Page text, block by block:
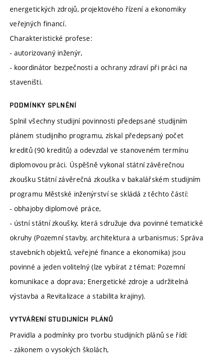
energetických zdrojů, projektového řízení a ekonomiky
veřejných financí.
Charakteristické profese:
- autorizovaný inženýr,
- koordinátor bezpečnosti a ochrany zdraví při práci na
staveništi.
PODMÍNKY SPLNĚNÍ
Splnil všechny studijní povinnosti předepsané studijním
plánem studijního programu, získal předepsaný počet
kreditů (90 kreditů) a odevzdal ve stanoveném termínu
diplomovou práci. Úspěšně vykonal státní závěrečnou
zkoušku Státní závěrečná zkouška v bakalářském studijním
programu Městské inženýrství se skládá z těchto částí:
- obhajoby diplomové práce,
- ústní státní zkoušky, která sdružuje dva povinné tematické
okruhy (Pozemní stavby, architektura a urbanismus; Správa
stavebních objektů, veřejné finance a ekonomika) jsou
povinné a jeden volitelný (lze vybírat z témat: Pozemní
komunikace a doprava; Energetické zdroje a udržitelná
výstavba a Revitalizace a stabilita krajiny).
VYTVÁŘENÍ STUDIJNÍCH PLÁNŮ
Pravidla a podmínky pro tvorbu studijních plánů se řídí:
- zákonem o vysokých školách,